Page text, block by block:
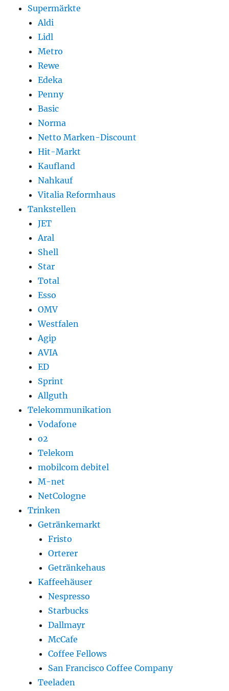
Supermärkte
Aldi
Lidl
Metro
Rewe
Edeka
Penny
Basic
Norma
Netto Marken-Discount
Hit-Markt
Kaufland
Nahkauf
Vitalia Reformhaus
Tankstellen
JET
Aral
Shell
Star
Total
Esso
OMV
Westfalen
Agip
AVIA
ED
Sprint
Allguth
Telekommunikation
Vodafone
o2
Telekom
mobilcom debitel
M-net
NetCologne
Trinken
Getränkemarkt
Fristo
Orterer
Getränkehaus
Kaffeehäuser
Nespresso
Starbucks
Dallmayr
McCafe
Coffee Fellows
San Francisco Coffee Company
Teeladen